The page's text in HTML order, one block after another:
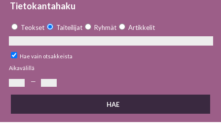
Tietokantahaku
Teokset Taiteilijat Ryhmät Artikkelit
Hae vain otsakkeista
Aikavälillä
—